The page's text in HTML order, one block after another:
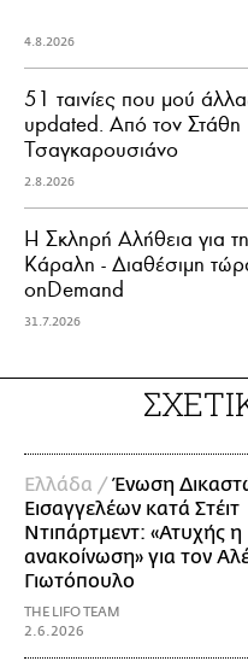
4.8.2026
51 ταινίες που μού
updated. Aπό τον Στάθη
Τσαγκαρουσιάνο
2.8.2026
Η Σκληρή Αλήθεια για
Κάραλη - Διαθέσιμη
onDemand
31.7.2026
Ελλάδα /Ένωση
Εισαγγελέων κατά Στέιτ
Ντιπάρτμεντ: «Ατυχής η
ανακοίνωση» για τον
Γιωτόπουλο
THE LIFO TEAM
2.6.2026